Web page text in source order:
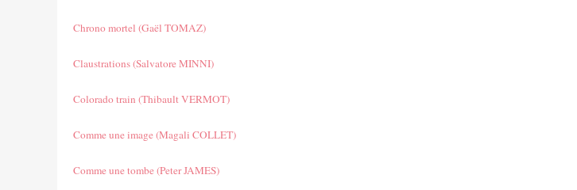
Chrono mortel (Gaël TOMAZ)
Claustrations (Salvatore MINNI)
Colorado train (Thibault VERMOT)
Comme une image (Magali COLLET)
Comme une tombe (Peter JAMES)